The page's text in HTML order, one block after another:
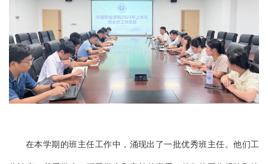
在本学期的班主任工作中，涌现出了一批优秀班主任。他们工